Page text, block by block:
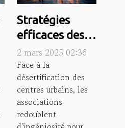
Stratégies
efficaces des
associations
pour
revitaliser les
centres
urbains
2 mars 2025 02:36
Face à la
désertification des
centres urbains, les
associations
redoublent